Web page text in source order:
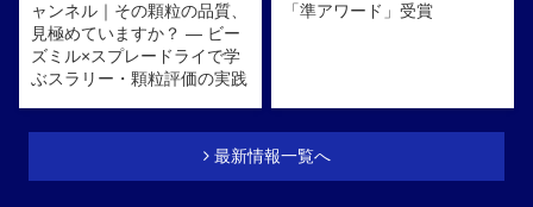
ャンネル｜その顆粒の品質、
見極めていますか？ ― ビー
ズミル×スプレードライで学
ぶスラリー・顆粒評価の実践
「準アワード」受賞
最新情報一覧へ